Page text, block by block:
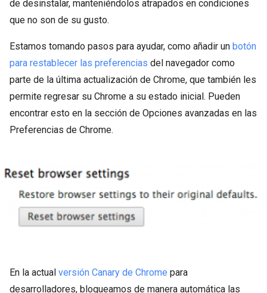
de desinstalar, manteniéndolos atrapados en condiciones
que no son de su gusto.
Estamos tomando pasos para ayudar, como añadir un botón
para restablecer las preferencias del navegador como
parte de la última actualización de Chrome, que también les
permite regresar su Chrome a su estado inicial. Pueden
encontrar esto en la sección de Opciones avanzadas en las
Preferencias de Chrome.
En la actual versión Canary de Chrome para
desarrolladores, bloqueamos de manera automática las